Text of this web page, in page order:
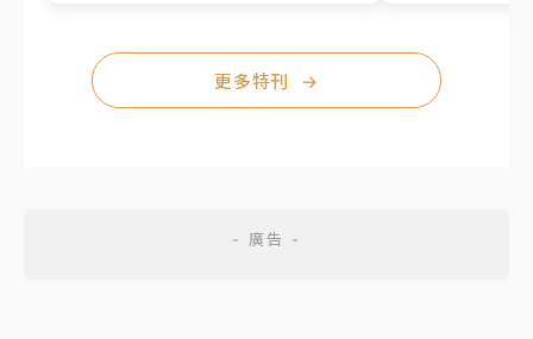
更多特刊 →